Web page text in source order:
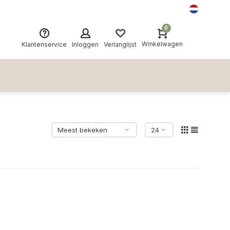
Klantenservice Inloggen Verlanglijst
0
Winkelwagen